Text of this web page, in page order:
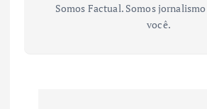
Somos Factual. Somos
você.